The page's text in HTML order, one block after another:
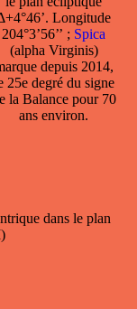
Longitude
204°3’56’’ ; Spica
(alpha Virginis)
depuis 2014,
25e degré du signe
la Balance pour 70
ans environ.
dans le plan